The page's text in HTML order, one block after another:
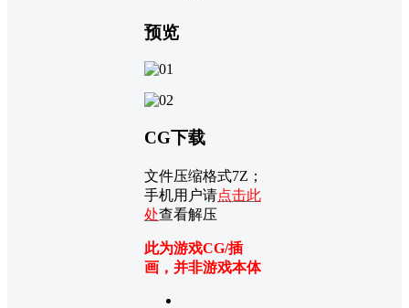
预览
CG下载
文件压缩格式7Z；
手机用户请点击此
处查看解压
此为游戏CG/插
画，并非游戏本体